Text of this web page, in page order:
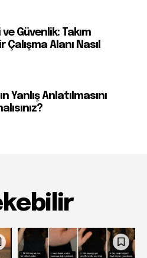
Güvenlik: Takım
Alanı Nasıl
Yanlış Anlatılmasını